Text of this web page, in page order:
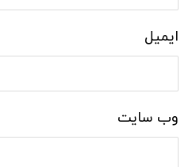
ایمیل
وب‌ سایت